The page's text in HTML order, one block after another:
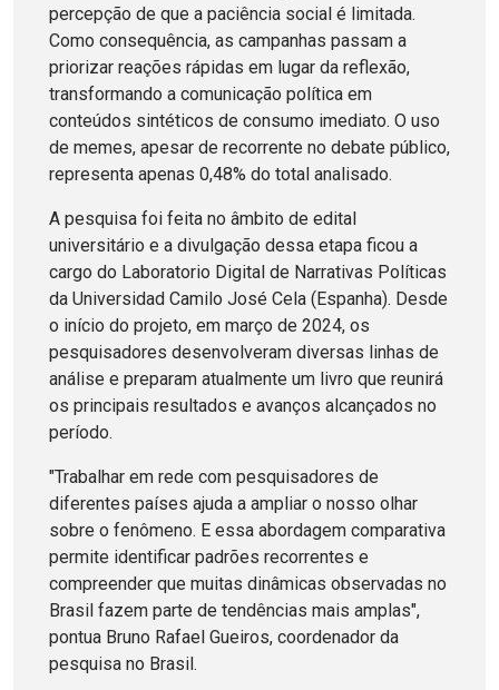
percepção de que a paciência social é limitada.
Como consequência, as campanhas passam a
priorizar reações rápidas em lugar da reflexão,
transformando a comunicação política em
conteúdos sintéticos de consumo imediato. O uso
de memes, apesar de recorrente no debate público,
representa apenas 0,48% do total analisado.
A pesquisa foi feita no âmbito de edital
universitário e a divulgação dessa etapa ficou a
cargo do Laboratorio Digital de Narrativas Políticas
da Universidad Camilo José Cela (Espanha). Desde
o início do projeto, em março de 2024, os
pesquisadores desenvolveram diversas linhas de
análise e preparam atualmente um livro que reunirá
os principais resultados e avanços alcançados no
período.
"Trabalhar em rede com pesquisadores de
diferentes países ajuda a ampliar o nosso olhar
sobre o fenômeno. E essa abordagem comparativa
permite identificar padrões recorrentes e
compreender que muitas dinâmicas observadas no
Brasil fazem parte de tendências mais amplas",
pontua Bruno Rafael Gueiros, coordenador da
pesquisa no Brasil.